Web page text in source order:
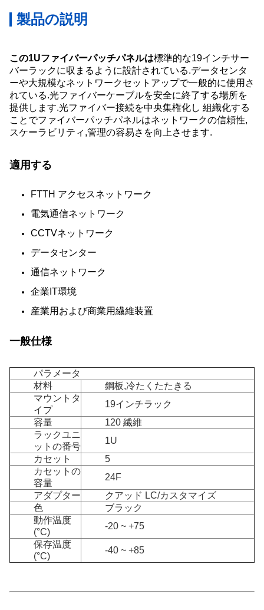
製品の説明
この1Uファイバーパッチパネルは標準的な19インチサー
バーラックに収まるように設計されている.データセンタ
ーや大規模なネットワークセットアップで一般的に使用さ
れている.光ファイバーケーブルを安全に終了する場所を
提供します.光ファイバー接続を中央集権化し 組織化する
ことでファイバーパッチパネルはネットワークの信頼性,
スケーラビリティ,管理の容易さを向上させます.
適用する
FTTH アクセスネットワーク
電気通信ネットワーク
CCTVネットワーク
データセンター
通信ネットワーク
企業IT環境
産業用および商業用繊維装置
一般仕様
パラメータ
材料
鋼板,冷たくたたきる
マウントタ
イプ
19インチラック
容量
120 繊維
ラックユニ
ットの番号
1U
カセット
5
カセットの
容量
24F
アダプター
クアッド LC/カスタマイズ
色
ブラック
動作温度
(°C)
-20 ~ +75
保存温度
(°C)
-40 ~ +85